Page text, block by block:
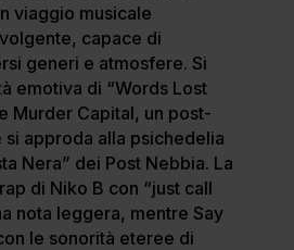
viaggio musicale
capace di
generi e atmosfere. Si
emotiva di “Words Lost
Murder Capital, un post-
approda alla psichedelia
Nera” dei Post Nebbia. La
di Niko B con “just call
nota leggera, mentre Say
le sonorità eteree di